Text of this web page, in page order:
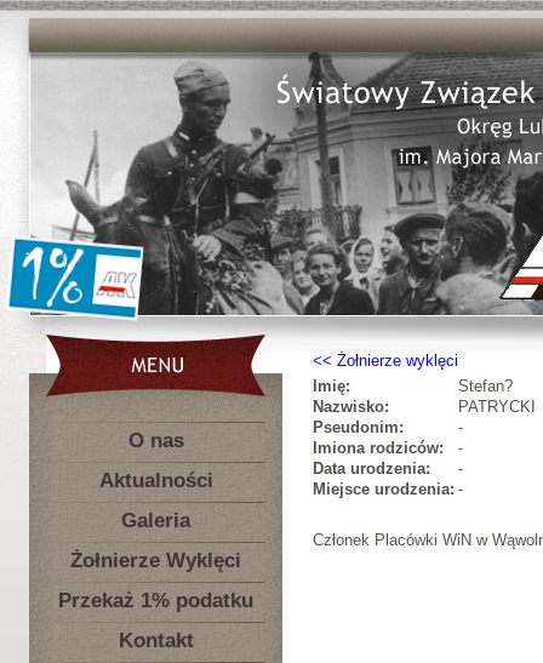
O nas
Aktualności
Galeria
Żołnierze Wyklęci
Przekaż 1% podatku
Kontakt
Żołnierze wyklęci
Imię:
Stefan?
Nazwisko:
PATRYCKI
Pseudonim:
-
Imiona rodziców:
-
Data urodzenia:
-
Miejsce urodzenia: -
Członek Placówki WiN w